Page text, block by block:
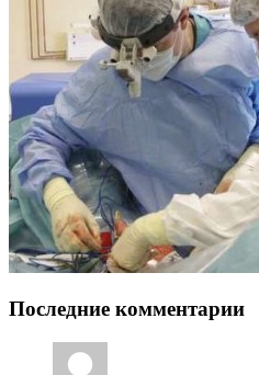
Последние комментарии